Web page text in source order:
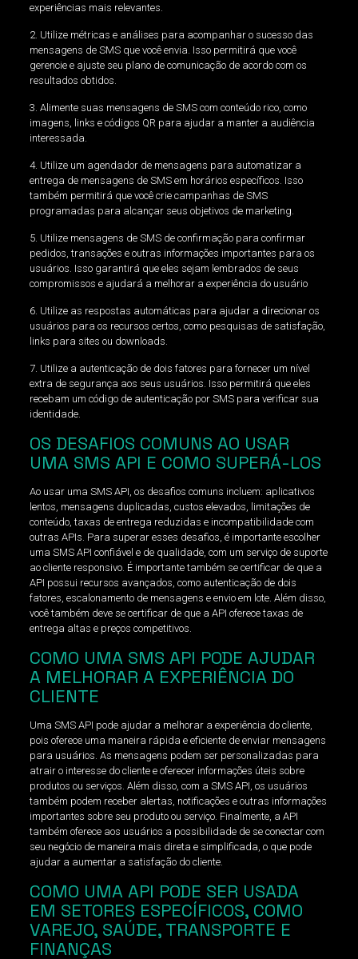
experiências mais relevantes.
2. Utilize métricas e análises para acompanhar o sucesso das
mensagens de SMS que você envia. Isso permitirá que você
gerencie e ajuste seu plano de comunicação de acordo com os
resultados obtidos.
3. Alimente suas mensagens de SMS com conteúdo rico, como
imagens, links e códigos QR para ajudar a manter a audiência
interessada.
4. Utilize um agendador de mensagens para automatizar a
entrega de mensagens de SMS em horários específicos. Isso
também permitirá que você crie campanhas de SMS
programadas para alcançar seus objetivos de marketing.
5. Utilize mensagens de SMS de confirmação para confirmar
pedidos, transações e outras informações importantes para os
usuários. Isso garantirá que eles sejam lembrados de seus
compromissos e ajudará a melhorar a experiência do usuário
6. Utilize as respostas automáticas para ajudar a direcionar os
usuários para os recursos certos, como pesquisas de satisfação,
links para sites ou downloads.
7. Utilize a autenticação de dois fatores para fornecer um nível
extra de segurança aos seus usuários. Isso permitirá que eles
recebam um código de autenticação por SMS para verificar sua
identidade.
OS DESAFIOS COMUNS AO USAR
UMA SMS API E COMO SUPERÁ-LOS
Ao usar uma SMS API, os desafios comuns incluem: aplicativos
lentos, mensagens duplicadas, custos elevados, limitações de
conteúdo, taxas de entrega reduzidas e incompatibilidade com
outras APIs. Para superar esses desafios, é importante escolher
uma SMS API confiável e de qualidade, com um serviço de suporte
ao cliente responsivo. É importante também se certificar de que a
API possui recursos avançados, como autenticação de dois
fatores, escalonamento de mensagens e envio em lote. Além disso,
você também deve se certificar de que a API oferece taxas de
entrega altas e preços competitivos.
COMO UMA SMS API PODE AJUDAR
A MELHORAR A EXPERIÊNCIA DO
CLIENTE
Uma SMS API pode ajudar a melhorar a experiência do cliente,
pois oferece uma maneira rápida e eficiente de enviar mensagens
para usuários. As mensagens podem ser personalizadas para
atrair o interesse do cliente e oferecer informações úteis sobre
produtos ou serviços. Além disso, com a SMS API, os usuários
também podem receber alertas, notificações e outras informações
importantes sobre seu produto ou serviço. Finalmente, a API
também oferece aos usuários a possibilidade de se conectar com
seu negócio de maneira mais direta e simplificada, o que pode
ajudar a aumentar a satisfação do cliente.
COMO UMA API PODE SER USADA
EM SETORES ESPECÍFICOS, COMO
VAREJO, SAÚDE, TRANSPORTE E
FINANÇAS